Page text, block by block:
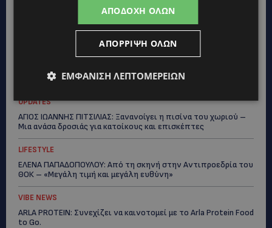
Ισαάκ και Σολωμού προκάλεσε αντιδράσεις – «Ασέβεια προς
ΔΗΜΟΣ ΛΑΤΣΙΩΝ – ΓΕΡΙΟΥ: Πάνω από 8.000 υπογραφές κατά
UPDATES
ΑΓΙΟΣ ΙΩΑΝΝΗΣ ΠΙΤΣΙΛΙΑΣ: Ξανανοίγει η πισίνα του χωριού –
Μια ανάσα δροσιάς για κατοίκους και επισκέπτες
LIFESTYLE
ΕΛΕΝΑ ΠΑΠΑΔΟΠΟΥΛΟΥ: Από τη σκηνή στην Αντιπροεδρία του
ΘΟΚ – «Μεγάλη τιμή και μεγάλη ευθύνη»
VIBE NEWS
ARLA PROTEIN: Συνεχίζει να καινοτομεί με το Arla Protein Food
to Go.
ΑΠΟΔΟΧΉ ΌΛΩΝ
ΑΠΌΡΡΙΨΗ ΌΛΩΝ
ΕΜΦΆΝΙΣΗ ΛΕΠΤΟΜΕΡΕΙΏΝ